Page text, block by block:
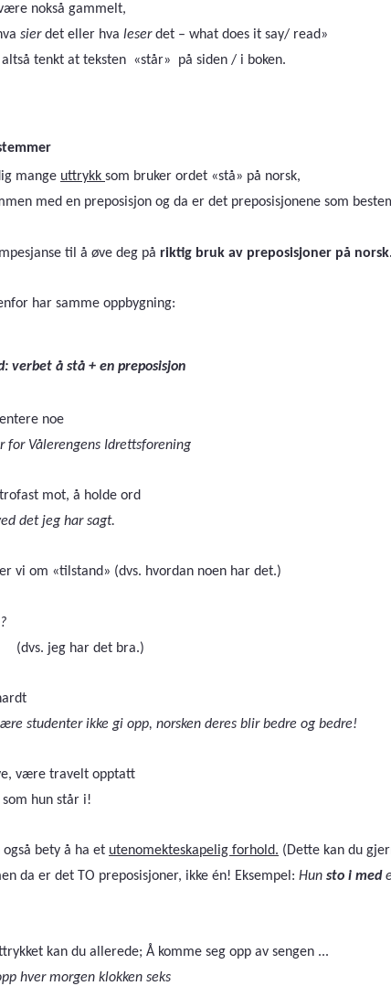
nokså gammelt,
sierdet eller hva leserdet – what does it say/ read»
tenkt at teksten «står» på siden / i boken.
mange uttrykk som bruker ordet «stå» på norsk,
med en preposisjon og da er det preposisjonene som
til å øve deg på riktig bruk av preposisjoner på
har samme oppbygning:
verbet å stå + en preposisjon
noe
for Vålerengens Idrettsforening
mot, å holde ord
det jeg har sagt.
vi om «tilstand» (dvs. hvordan noen har det.)
(dvs. jeg har det bra.)
studenter ikke gi opp, norsken deres blir bedre og bedre!
være travelt opptatt
som hun står i!
bety å ha et utenomekteskapelig forhold. (Dette kan du
da er det TO preposisjoner, ikke én! Eksempel: Hun sto i med
kan du allerede; Å komme seg opp av sengen ...
hver morgen klokken seks